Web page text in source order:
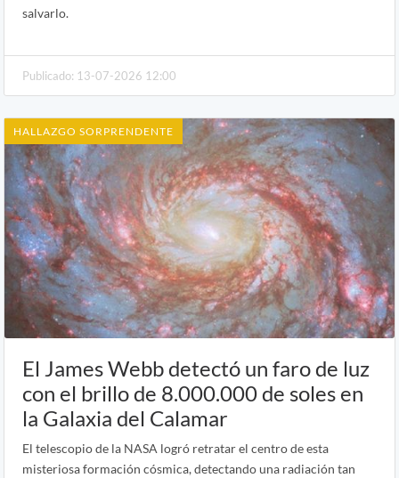
salvarlo.
Publicado: 13-07-2026 12:00
HALLAZGO SORPRENDENTE
El James Webb detectó un faro de luz
con el brillo de 8.000.000 de soles en
la Galaxia del Calamar
El telescopio de la NASA logró retratar el centro de esta
misteriosa formación cósmica, detectando una radiación tan